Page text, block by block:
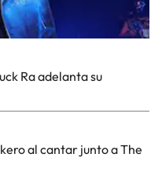
Ra adelanta su
al cantar junto a The